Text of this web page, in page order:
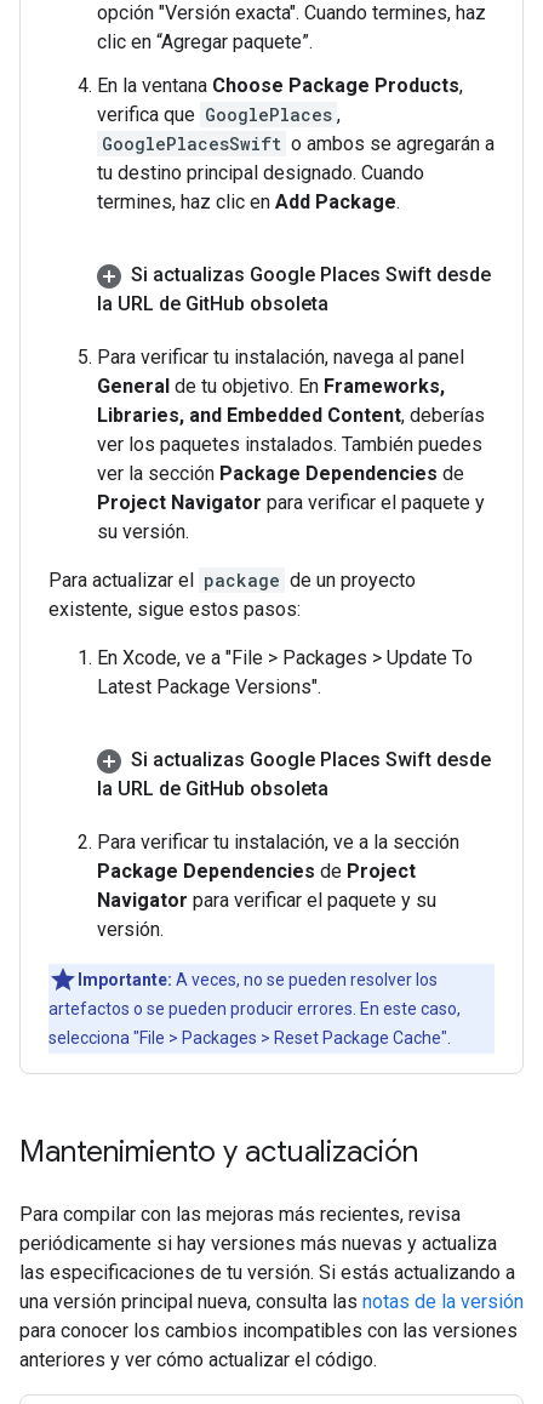
opción "Versión exacta". Cuando termines, haz
clic en “Agregar paquete”.
En la ventana Choose Package Products,
verifica que GooglePlaces ,
GooglePlacesSwift o ambos se agregarán a
tu destino principal designado. Cuando
termines, haz clic en Add Package.
Si actualizas Google Places Swift desde
la URL de GitHub obsoleta
Para verificar tu instalación, navega al panel
General de tu objetivo. En Frameworks,
Libraries, and Embedded Content, deberías
ver los paquetes instalados. También puedes
ver la sección Package Dependencies de
Project Navigator para verificar el paquete y
su versión.
Para actualizar el package de un proyecto
existente, sigue estos pasos:
En Xcode, ve a "File > Packages > Update To
Latest Package Versions".
Si actualizas Google Places Swift desde
la URL de GitHub obsoleta
Para verificar tu instalación, ve a la sección
Package Dependencies de Project
Navigator para verificar el paquete y su
versión.
Importante: A veces, no se pueden resolver los
artefactos o se pueden producir errores. En este caso,
selecciona "File > Packages > Reset Package Cache".
Mantenimiento y actualización
Para compilar con las mejoras más recientes, revisa
periódicamente si hay versiones más nuevas y actualiza
las especificaciones de tu versión. Si estás actualizando a
una versión principal nueva, consulta las notas de la versión
para conocer los cambios incompatibles con las versiones
anteriores y ver cómo actualizar el código.